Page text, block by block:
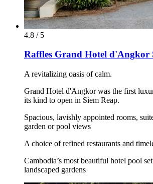
4.8 / 5
Raffles Grand Hotel d'Angkor
A revitalizing oasis of calm.
Grand Hotel d'Angkor was the first
its kind to open in Siem Reap.
Spacious, lavishly appointed rooms,
garden or pool views
A choice of refined restaurants and
Cambodia’s most beautiful hotel pool
landscaped gardens